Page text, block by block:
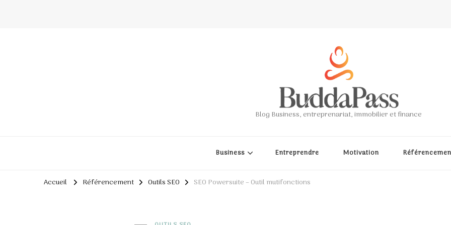
Blog Business, entreprenariat, immobilier et finance
Business Entreprendre Motivation
Accueil Référencement Outils SEO SEO Powersuite – Outil mutifonctions